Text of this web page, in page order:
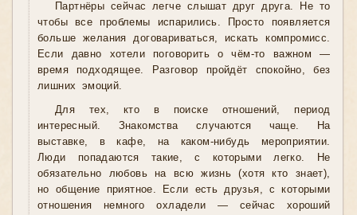
Партнёры сейчас легче слышат друг друга. Не то
чтобы все проблемы испарились. Просто появляется
больше желания договариваться, искать компромисс.
Если давно хотели поговорить о чём-то важном —
время подходящее. Разговор пройдёт спокойно, без
лишних эмоций.
Для тех, кто в поиске отношений, период
интересный. Знакомства случаются чаще. На
выставке, в кафе, на каком-нибудь мероприятии.
Люди попадаются такие, с которыми легко. Не
обязательно любовь на всю жизнь (хотя кто знает),
но общение приятное. Если есть друзья, с которыми
отношения немного охладели — сейчас хороший